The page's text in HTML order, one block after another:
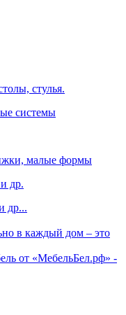
стулья.
системы
малые формы
др.
др...
в каждый дом – это
от «МебельБел.рф» -